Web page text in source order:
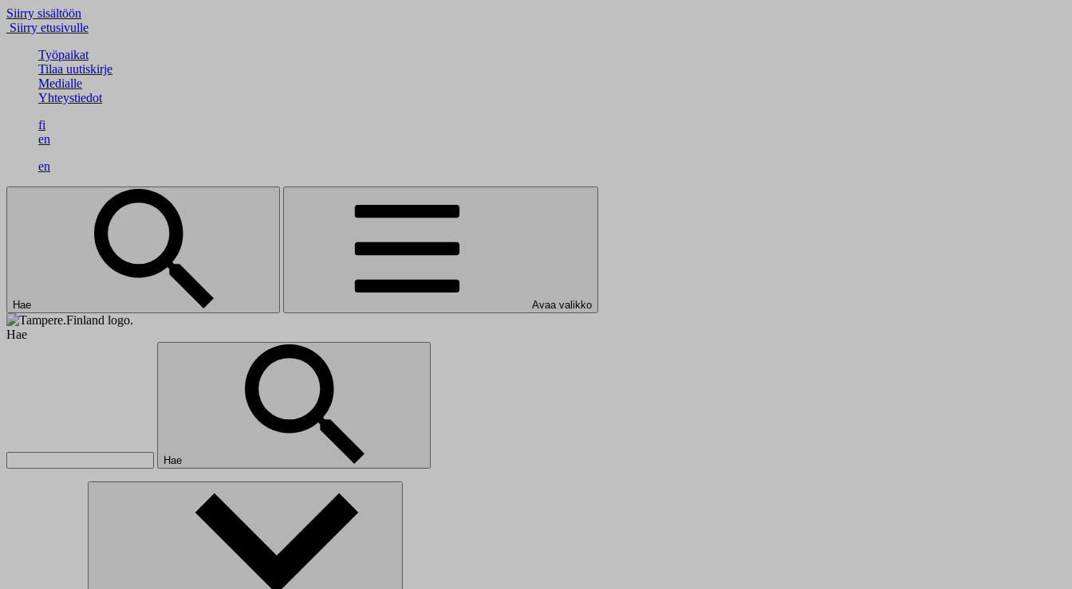
Siirry sisältöön
Siirry etusivulle
Työpaikat
Tilaa uutiskirje
Medialle
Yhteystiedot
fi
en
en
Hae Avaa valikko
Hae
Hae